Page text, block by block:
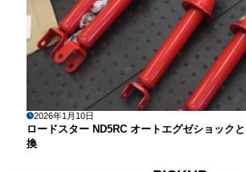
2026年1月10日
ロードスター ND5RC オートエグゼショック
換